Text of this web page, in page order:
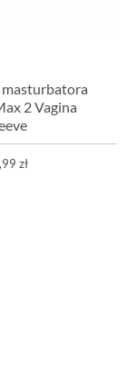
masturbatora
2 Vagina
zł